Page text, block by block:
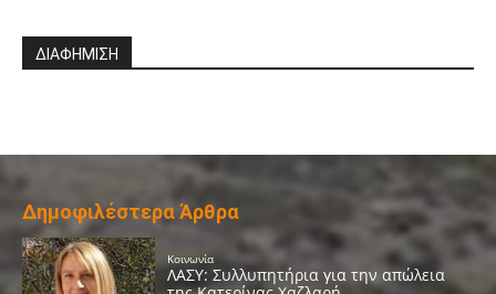
ΔΙΑΦΗΜΙΣΗ
Δημοφιλέστερα Άρθρα